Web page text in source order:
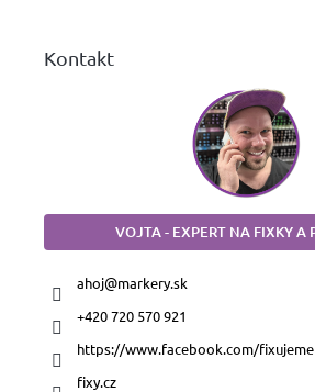
Kontakt
VOJTA - EXPERT NA FIXKY A
ahoj@markery.sk
+420 720 570 921
https://www.facebook.com/fixujeme
fixy.cz